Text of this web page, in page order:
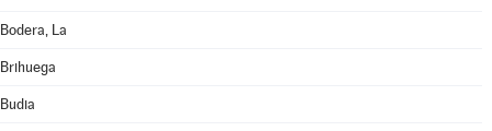
Bodera, La
Brihuega
Budia